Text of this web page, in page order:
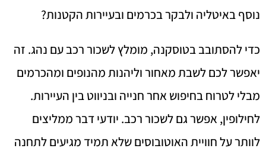
נוסף באיטליה ולבקר בכרמים ובעיירות הקטנות?
כדי להסתובב בטוסקנה, מומלץ לשכור רכב עם נהג. זה
יאפשר לכם לשבת מאחור וליהנות מהנופים ומהכרמים
מבלי לטרוח בחיפוש אחר חנייה ובניווט בין העיירות.
לחילופין, אפשר גם לשכור רכב. יודעי דבר ממליצים
לוותר על חוויית האוטובוסים שלא תמיד מגיעים לתחנה